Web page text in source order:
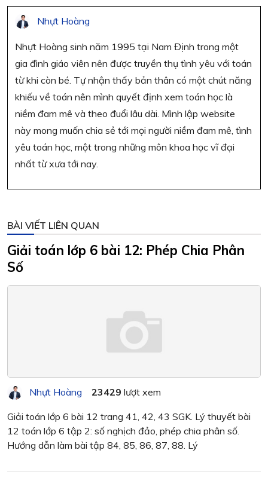
Nhựt Hoàng
Nhựt Hoàng sinh năm 1995 tại Nam Định trong một
gia đình giáo viên nên được truyền thụ tình yêu với toán
từ khi còn bé. Tự nhận thấy bản thân có một chút năng
khiếu về toán nên mình quyết định xem toán học là
niềm đam mê và theo đuổi lâu dài. Mình lập website
này mong muốn chia sẻ tới mọi người niềm đam mê, tình
yêu toán học, một trong những môn khoa học vĩ đại
nhất từ xưa tới nay.
BÀI VIẾT LIÊN QUAN
Giải toán lớp 6 bài 12: Phép Chia Phân
Số
Nhựt Hoàng 23429 lượt xem
Giải toán lớp 6 bài 12 trang 41, 42, 43 SGK. Lý thuyết bài
12 toán lớp 6 tập 2: số nghịch đảo, phép chia phân số.
Hướng dẫn làm bài tập 84, 85, 86, 87, 88. Lý